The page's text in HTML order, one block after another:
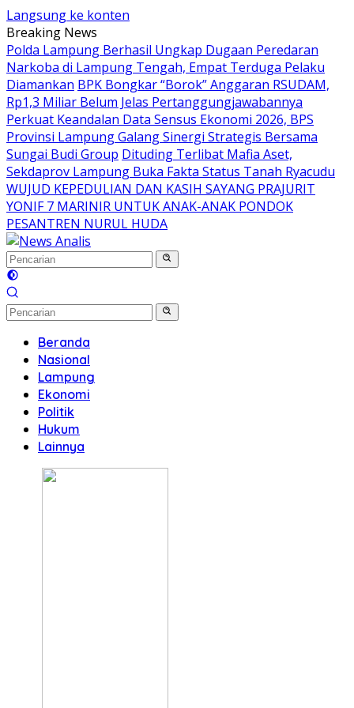
Langsung ke konten
Breaking News
Polda Lampung Berhasil Ungkap Dugaan Peredaran
Narkoba di Lampung Tengah, Empat Terduga Pelaku
Diamankan BPK Bongkar “Borok” Anggaran RSUDAM,
Rp1,3 Miliar Belum Jelas Pertanggungjawabannya
Perkuat Keandalan Data Sensus Ekonomi 2026, BPS
Provinsi Lampung Galang Sinergi Strategis Bersama
Sungai Budi Group Dituding Terlibat Mafia Aset,
Sekdaprov Lampung Buka Fakta Status Tanah Ryacudu
WUJUD KEPEDULIAN DAN KASIH SAYANG PRAJURIT
YONIF 7 MARINIR UNTUK ANAK-ANAK PONDOK
PESANTREN NURUL HUDA
Beranda
Nasional
Lampung
Ekonomi
Politik
Hukum
Lainnya